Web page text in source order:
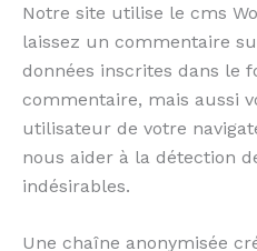
Notre site utilise le cms
laissez un commentaire
données inscrites dans le
commentaire, mais aussi
utilisateur de votre
nous aider à la détection
indésirables.
Une chaîne anonymisée